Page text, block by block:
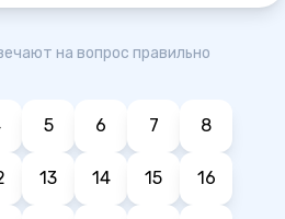
на вопрос правильно
5 6 7 8
13 14 15 16